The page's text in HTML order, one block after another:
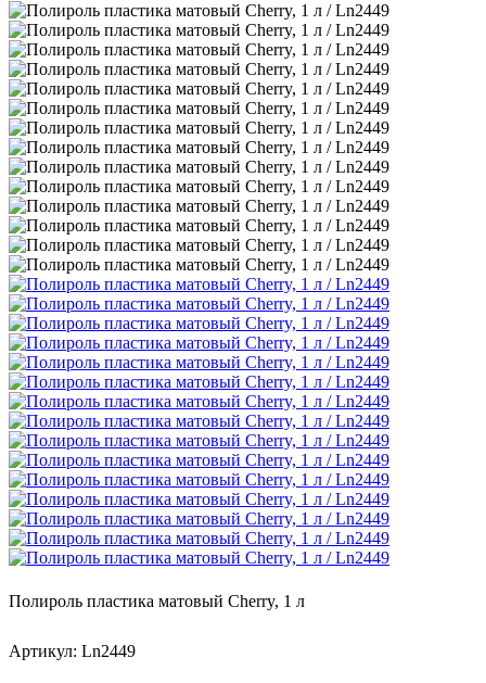
Полироль пластика матовый Cherry, 1 л
Артикул: Ln2449